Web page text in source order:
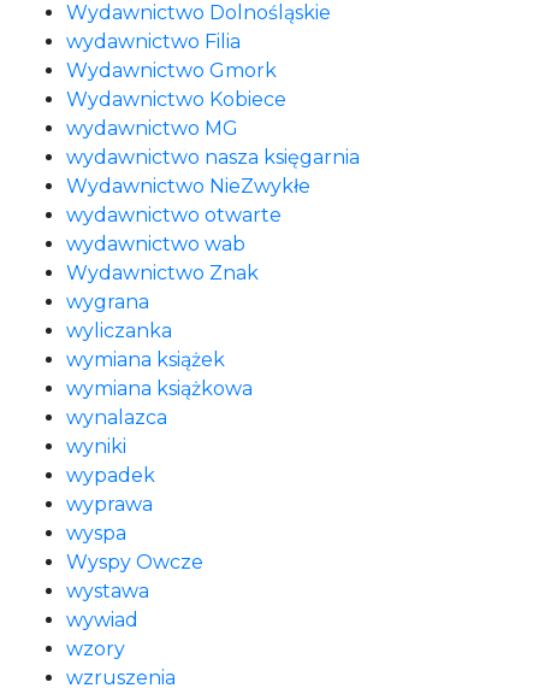
Wydawnictwo Dolnośląskie
wydawnictwo Filia
Wydawnictwo Gmork
Wydawnictwo Kobiece
wydawnictwo MG
wydawnictwo nasza księgarnia
Wydawnictwo NieZwykłe
wydawnictwo otwarte
wydawnictwo wab
Wydawnictwo Znak
wygrana
wyliczanka
wymiana książek
wymiana książkowa
wynalazca
wyniki
wypadek
wyprawa
wyspa
Wyspy Owcze
wystawa
wywiad
wzory
wzruszenia